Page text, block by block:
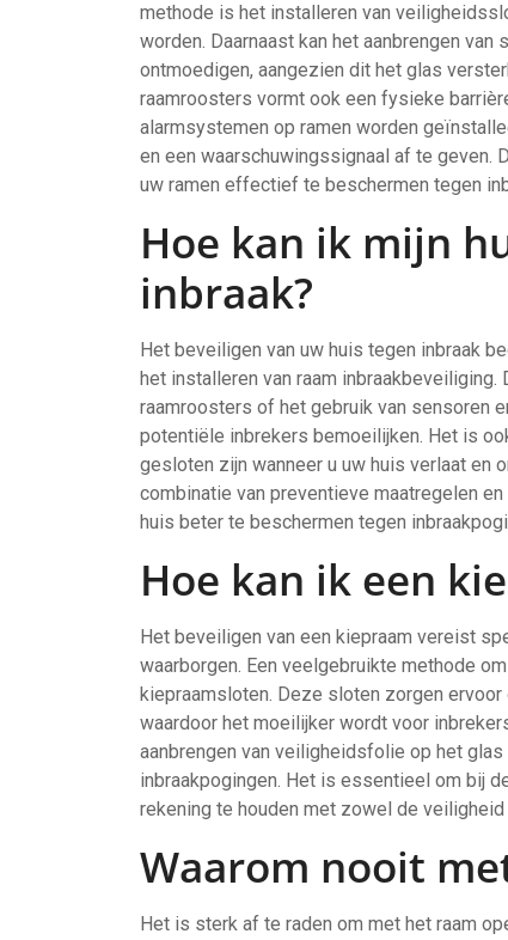
methode is het installeren van
worden. Daarnaast kan het aanbrengen
ontmoedigen, aangezien dit het glas
raamroosters vormt ook een fysieke
alarmsystemen op ramen worden
en een waarschuwingssignaal af te geven.
uw ramen effectief te beschermen tegen
Hoe kan ik mijn
inbraak?
Het beveiligen van uw huis tegen inbraak
het installeren van raam
raamroosters of het gebruik van sensoren
potentiële inbrekers bemoeilijken. Het is
gesloten zijn wanneer u uw huis verlaat en
combinatie van preventieve maatregelen
huis beter te beschermen tegen
Hoe kan ik een
Het beveiligen van een kiepraam vereist
waarborgen. Een veelgebruikte methode
kiepraamsloten. Deze sloten zorgen
waardoor het moeilijker wordt voor
aanbrengen van veiligheidsfolie op het
inbraakpogingen. Het is essentieel om bij
rekening te houden met zowel de
Waarom nooit
Het is sterk af te raden om met het raam